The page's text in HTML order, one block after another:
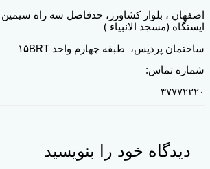
اصفهان ، بلوار کشاورز، حدفاصل سه راه
ایستگاه (مسجد الانبیاء )
ساختمان پردیس، طبقه چهارم واحد ۱۵BRT
شماره تماس:
۳۷۷۷۲۲۲۰
دیدگاه‌ خود را بنویسید